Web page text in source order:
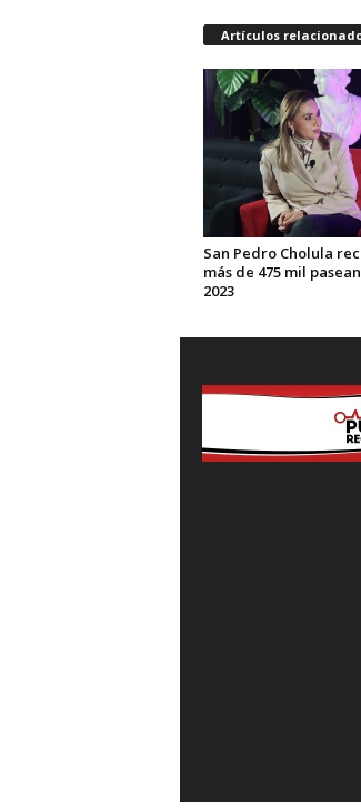
Artículos
San Pedro Cholula
más de 475 mil
2023